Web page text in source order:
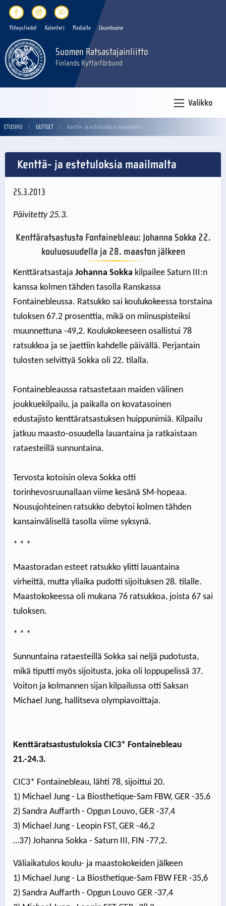
Yhteystiedot Kalenteri Medialle Jäsenhuone
Suomen Ratsastajainliitto
Finlands Ryttarförbund
Valikko
ETUSIVU UUTISET Kenttä- ja estetuloksia maailmalta
Kenttä- ja estetuloksia maailmalta
25.3.2013
Päivitetty 25.3.
Kenttäratsastusta Fontainebleau: Johanna Sokka 22.
kouluosuudella ja 28. maaston jälkeen
Kenttäratsastaja Johanna Sokka kilpailee Saturn III:n
kanssa kolmen tähden tasolla Ranskassa
Fontainebleussa. Ratsukko sai koulukokeessa torstaina
tuloksen 67.2 prosenttia, mikä on miinuspisteiksi
muunnettuna -49,2. Koulukokeeseen osallistui 78
ratsukkoa ja se jaettiin kahdelle päivällä. Perjantain
tulosten selvittyä Sokka oli 22. tilalla.
Fontainebleaussa ratsastetaan maiden välinen
joukkuekilpailu, ja paikalla on kovatasoinen
edustajisto kenttäratsastuksen huippunimiä. Kilpailu
jatkuu maasto-osuudella lauantaina ja ratkaistaan
rataesteillä sunnuntaina.
Tervosta kotoisin oleva Sokka otti
torinhevosruunallaan viime kesänä SM-hopeaa.
Nousujohteinen ratsukko debytoi kolmen tähden
kansainvälisellä tasolla viime syksynä.
* * *
Maastoradan esteet ratsukko ylitti lauantaina
virheittä, mutta yliaika pudotti sijoituksen 28. tilalle.
Maastokokeessa oli mukana 76 ratsukkoa, joista 67 sai
tuloksen.
* * *
Sunnuntaina rataesteillä Sokka sai neljä pudotusta,
mikä tiputti myös sijoitusta, joka oli loppupelissä 37.
Voiton ja kolmannen sijan kilpailussa otti Saksan
Michael Jung, hallitseva olympiavoittaja.
Kenttäratsastustuloksia CIC3* Fontainebleau
21.-24.3.
CIC3* Fontainebleau, lähti 78, sijoittui 20.
1) Michael Jung - La Biosthetique-Sam FBW, GER -35,6
2) Sandra Auffarth - Opgun Louvo, GER -37,4
3) Michael Jung - Leopin FST, GER -46,2
…37) Johanna Sokka - Saturn III, FIN -77,2.
Väliaikatulos koulu- ja maastokokeiden jälkeen
1) Michael Jung - La Biosthetique-Sam FBW FER -35,6
2) Sandra Auffarth - Opgun Louvo GER -37,4